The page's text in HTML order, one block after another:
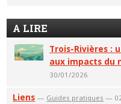
A LIRE
Trois-Rivières :
aux impacts du
30/01/2026
Liens — Guides pratiques —